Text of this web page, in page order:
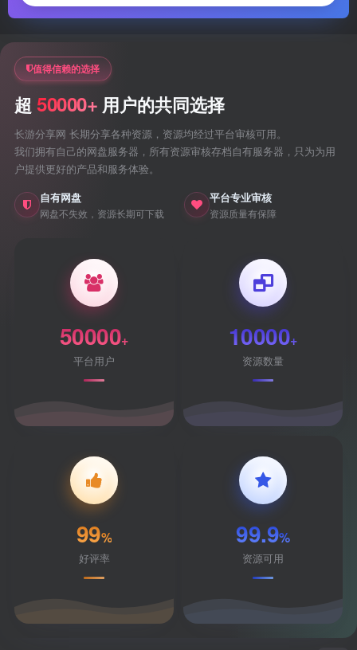
值得信赖的选择
超 50000+ 用户的共同选择
长游分享网 长期分享各种资源，资源均经过平台审核可用。
我们拥有自己的网盘服务器，所有资源审核存档自有服务器，只为为用
户提供更好的产品和服务体验。
自有网盘
网盘不失效，资源长期可下载
平台专业审核
资源质量有保障
50000+
平台用户
10000+
资源数量
99%
好评率
99.9%
资源可用